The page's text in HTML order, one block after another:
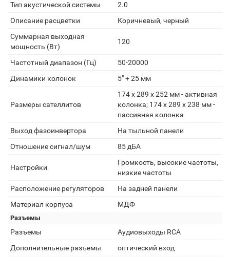
Тип акустической системы
2.0
Описание расцветки
Коричневый, черный
Суммарная выходная
мощность (Вт)
120
Частотный диапазон (Гц)
50-20000
Динамики колонок
5" + 25 мм
Размеры сателлитов
174 x 289 x 252 мм - активная
колонка; 174 x 289 x 238 мм -
пассивная колонка
Выход фазоинвертора
На тыльной панели
Отношение сигнал/шум
85 дБА
Настройки
Громкость, высокие частоты,
низкие частоты
Расположение регуляторов
На задней панели
Материал корпуса
МДФ
Разъемы
Разъемы
Аудиовыходы RCA
Дополнительные разъемы
оптический вход